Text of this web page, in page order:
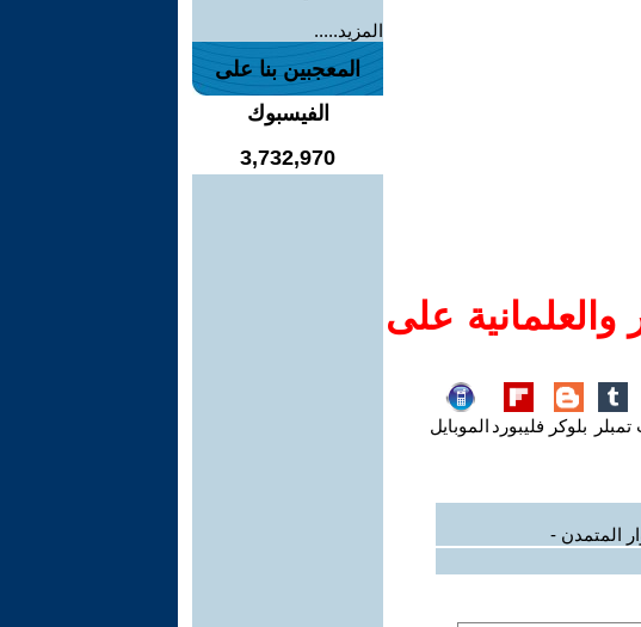
على
تمبلر بلوكر فليبورد الموبايل
المتمدن -
المزيد.....
المعجبين بنا على
الفيسبوك
3,732,970